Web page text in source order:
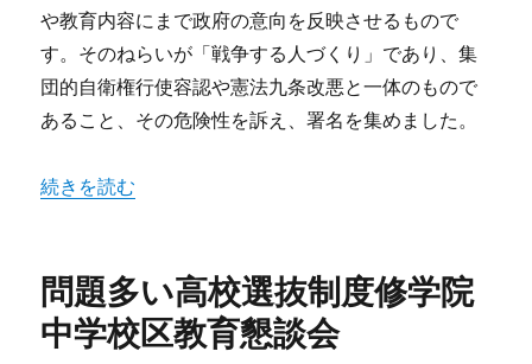
や教育内容にまで政府の意向を反映させるもので
す。そのねらいが「戦争する人づくり」であり、集
団的自衛権行使容認や憲法九条改悪と一体のもので
あること、その危険性を訴え、署名を集めました。
“安倍さんには任せられん！教育委員会制度改悪反対” の
続きを読む
問題多い高校選抜制度修学院
中学校区教育懇談会